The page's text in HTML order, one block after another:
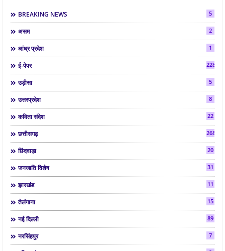
BREAKING NEWS 5
असम 2
आंध्र प्रदेश 1
ई-पेपर 2286
उड़ीसा 5
उत्तरप्रदेश 8
कविता संदेश 22
छत्तीसगढ़ 268
छिंदवाड़ा 20
जनजाति विशेष 31
झारखंड 11
तेलंगाना 15
नई दिल्ली 89
नरसिंहपुर 7